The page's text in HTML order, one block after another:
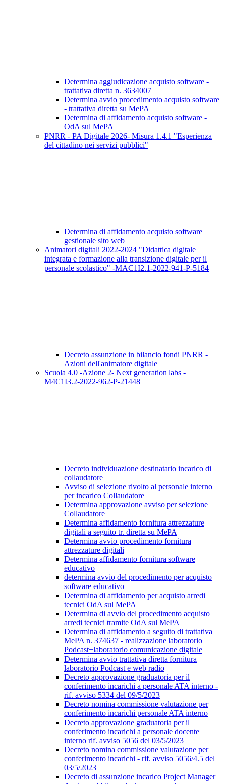
Determina aggiudicazione acquisto software -
trattativa diretta n. 3634007
Determina avvio procedimento acquisto software
- trattativa diretta su MePA
Determina di affidamento acquisto software -
OdA sul MePA
PNRR - PA Digitale 2026- Misura 1.4.1 "Esperienza
del cittadino nei servizi pubblici"
Determina di affidamento acquisto software
gestionale sito web
Animatori digitali 2022-2024 "Didattica digitale
integrata e formazione alla transizione digitale per il
personale scolastico" -MAC1I2.1-2022-941-P-5184
Decreto assunzione in bilancio fondi PNRR -
Azioni dell'animatore digitale
Scuola 4.0 -Azione 2- Next generation labs -
M4C1I3.2-2022-962-P-21448
Decreto individuazione destinatario incarico di
collaudatore
Avviso di selezione rivolto al personale interno
per incarico Collaudatore
Determina approvazione avviso per selezione
Collaudatore
Determina affidamento fornitura attrezzature
digitali a seguito tr. diretta su MePA
Determina avvio procedimento fornitura
attrezzature digitali
Determina affidamento fornitura software
educativo
determina avvio del procedimento per acquisto
software educativo
Determina di affidamento per acquisto arredi
tecnici OdA sul MePA
Determina di avvio del procedimento acquisto
arredi tecnici tramite OdA sul MePA
Determina di affidamento a seguito di trattativa
MePA n. 374637 - realizzazione laboratorio
Podcast+laboratorio comunicazione digitale
Determina avvio trattativa diretta fornitura
laboratorio Podcast e web radio
Decreto approvazione graduatoria per il
conferimento incarichi a personale ATA interno -
rif. avviso 5334 del 09/5/2023
Decreto nomina commissione valutazione per
conferimento incarichi personale ATA interno
Decreto approvazione graduatoria per il
conferimento incarichi a personale docente
interno rif. avviso 5056 del 03/5/2023
Decreto nomina commissione valutazione per
conferimento incarichi - rif. avviso 5056/4.5 del
03/5/2023
Decreto di assunzione incarico Project Manager